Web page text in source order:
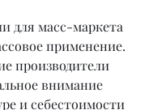
для масс-маркета
применение.
производители
внимание
и себестоимости